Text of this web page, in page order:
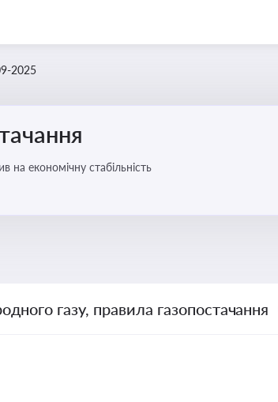
2025
на економічну стабільність
газу, правила газопостачання